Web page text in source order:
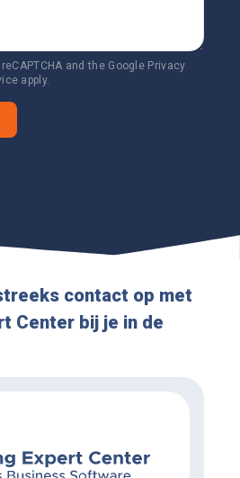
and the Google Privacy
apply.
contact op met
Center bij je in de